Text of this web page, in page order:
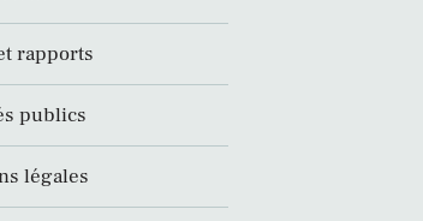
rapports
publics
légales